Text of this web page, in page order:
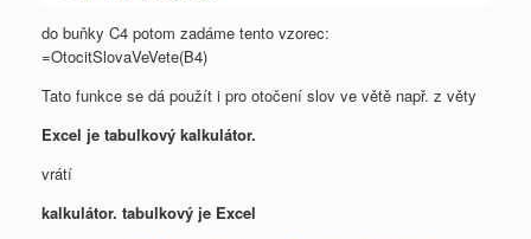
do buňky C4 potom zadáme tento vzorec:
=OtocitSlovaVeVete(B4)
Tato funkce se dá použít i pro otočení slov ve větě např. z věty
Excel je tabulkový kalkulátor.
vrátí
kalkulátor. tabulkový je Excel